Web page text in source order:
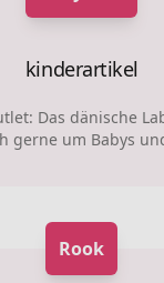
kinderartikel
Das dänische
gerne um Babys
Rook